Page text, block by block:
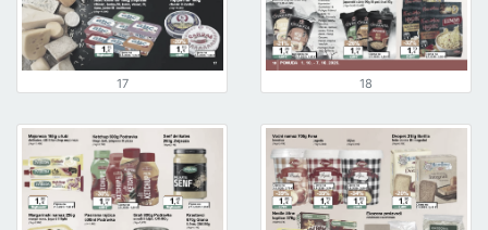
17 18